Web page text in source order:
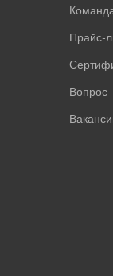
Прайс-
Вопрос